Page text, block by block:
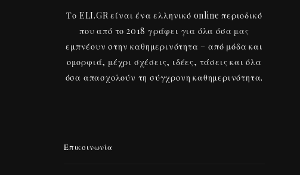
Το ELI.GR είναι ένα ελληνικό online περιοδικό
που από το 2018 γράφει για όλα όσα μας
εμπνέουν στην καθημερινότητα – από μόδα και
ομορφιά, μέχρι σχέσεις, ιδέες, τάσεις και όλα
όσα απασχολούν τη σύγχρονη καθημερινότητα.
Επικοινωνία